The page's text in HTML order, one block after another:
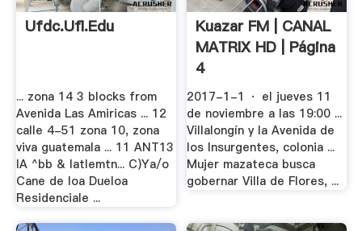
Ufdc.ufl.edu
... zona 14 3 blocks from
Avenida Las Amiricas ... 12
calle 4-51 zona 10, zona
viva guatemala ... 11 ANT13
IA ^bb & latIemtn... C)Ya/o
Cane de loa Dueloa
Residenciale ...
Kuazar FM | CANAL
MATRIX HD | Página
4
2017-1-1 · el jueves 11
de noviembre a las 19:00 ...
Villalongín y la Avenida de
los Insurgentes, colonia ...
Mujer mazateca busca
gobernar Villa de Flores, ...